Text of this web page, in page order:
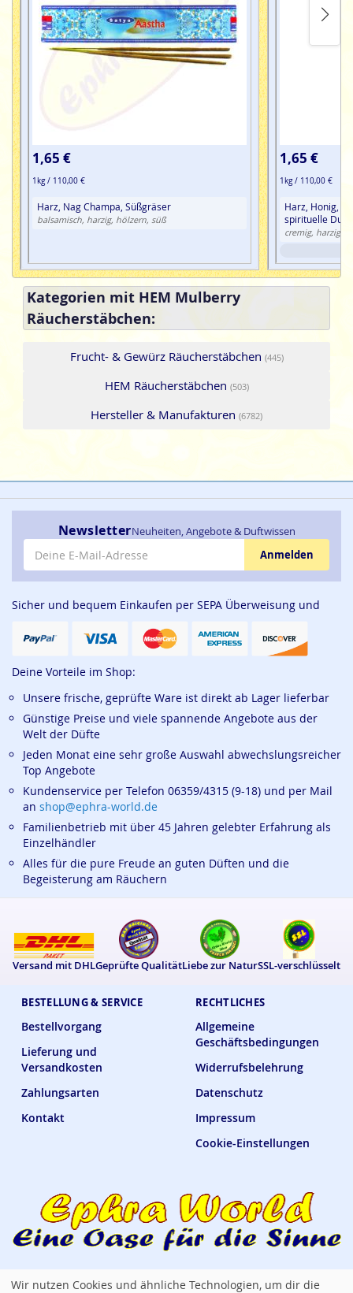
1,65 €
1kg / 110,00 €
Harz, Nag Champa, Süßgräser
balsamisch, harzig, hölzern, süß
1,65 €
1kg / 110,00 €
Harz, Honig,
spirituelle
cremig, harzig,
Kategorien mit HEM Mulberry
Räucherstäbchen:
Frucht- & Gewürz Räucherstäbchen (445)
HEM Räucherstäbchen (503)
Hersteller & Manufakturen (6782)
BESTELLUNG & SERVICE
Bestellvorgang
Lieferung und
Versandkosten
Zahlungsarten
Kontakt
RECHTLICHES
Allgemeine
Geschäftsbedingungen
Widerrufsbelehrung
Datenschutz
Impressum
Cookie-Einstellungen
NewsletterNeuheiten, Angebote & Duftwissen
E-Mail-Adresse
Anmelden
Sicher und bequem Einkaufen per SEPA Überweisung und
Deine Vorteile im Shop:
Unsere frische, geprüfte Ware ist direkt ab Lager lieferbar
Günstige Preise und viele spannende Angebote aus der
Welt der Düfte
Jeden Monat eine sehr große Auswahl abwechslungsreicher
Top Angebote
Kundenservice per Telefon 06359/4315 (9-18) und per Mail
an shop@ephra-world.de
Familienbetrieb mit über 45 Jahren gelebter Erfahrung als
Einzelhändler
Alles für die pure Freude an guten Düften und die
Begeisterung am Räuchern
Versand mit DHLGeprüfte QualitätLiebe zur NaturSSL-verschlüsselt
Wir nutzen Cookies und ähnliche Technologien, um dir die